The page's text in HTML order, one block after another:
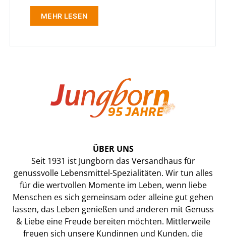
MEHR LESEN
ÜBER UNS
Seit 1931 ist Jungborn das Versandhaus für
genussvolle Lebensmittel-Spezialitäten. Wir tun alles
für die wertvollen Momente im Leben, wenn liebe
Menschen es sich gemeinsam oder alleine gut gehen
lassen, das Leben genießen und anderen mit Genuss
& Liebe eine Freude bereiten möchten. Mittlerweile
freuen sich unsere Kundinnen und Kunden, die